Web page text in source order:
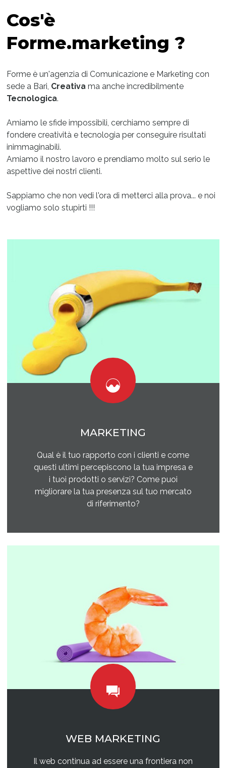
Cos'è
Forme.marketing ?
Forme è un'agenzia di Comunicazione e Marketing con
sede a Bari, Creativa ma anche incredibilmente
Tecnologica.
Amiamo le sfide impossibili, cerchiamo sempre di
fondere creatività e tecnologia per conseguire risultati
inimmaginabili.
Amiamo il nostro lavoro e prendiamo molto sul serio le
aspettive dei nostri clienti.
Sappiamo che non vedi l'ora di metterci alla prova... e noi
vogliamo solo stupirti !!!
MARKETING
Qual è il tuo rapporto con i clienti e come
questi ultimi percepiscono la tua impresa e
i tuoi prodotti o servizi? Come puoi
migliorare la tua presenza sul tuo mercato
di riferimento?
WEB MARKETING
Il web continua ad essere una frontiera non